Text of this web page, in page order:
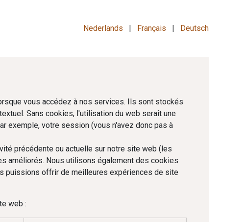
Nederlands | Français | Deutsch
vous accédez à nos services. Ils sont stockés
Sans cookies, l'utilisation du web serait une
exemple, votre session (vous n'avez donc pas à
précédente ou actuelle sur notre site web (les
améliorés. Nous utilisons également des cookies
puissions offrir de meilleures expériences de site
web :